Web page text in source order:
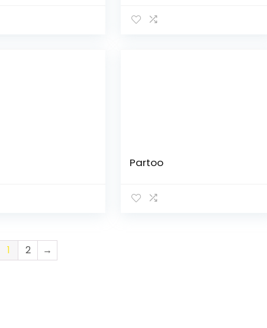
Partoo
1 2 →